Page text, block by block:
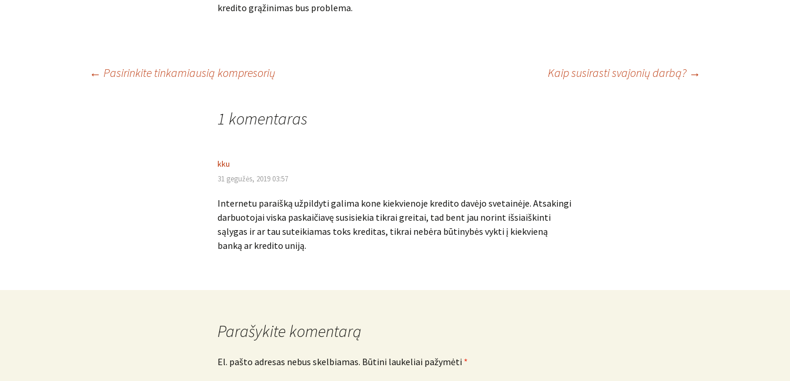
kredito grąžinimas bus problema.
← Pasirinkite tinkamiausią kompresorių Kaip susirasti svajonių darbą? →
1 komentaras
kku
31 gegužės, 2019 03:57
Internetu paraišką užpildyti galima kone kiekvienoje kredito davėjo svetainėje. Atsakingi
darbuotojai viska paskaičiavę susisiekia tikrai greitai, tad bent jau norint išsiaiškinti
sąlygas ir ar tau suteikiamas toks kreditas, tikrai nebėra būtinybės vykti į kiekvieną
banką ar kredito uniją.
Parašykite komentarą
El. pašto adresas nebus skelbiamas. Būtini laukeliai pažymėti *